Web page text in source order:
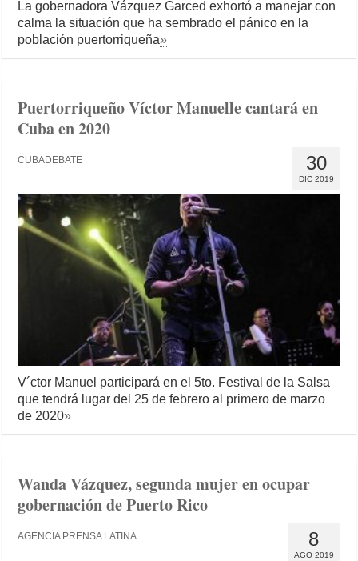
La gobernadora Vázquez Garced exhortó a manejar con
calma la situación que ha sembrado el pánico en la
población puertorriqueña»
Puertorriqueño Víctor Manuelle cantará en
Cuba en 2020
30
DIC 2019
CUBADEBATE
V´ctor Manuel participará en el 5to. Festival de la Salsa
que tendrá lugar del 25 de febrero al primero de marzo
de 2020»
Wanda Vázquez, segunda mujer en ocupar
gobernación de Puerto Rico
8
AGO 2019
AGENCIA PRENSA LATINA